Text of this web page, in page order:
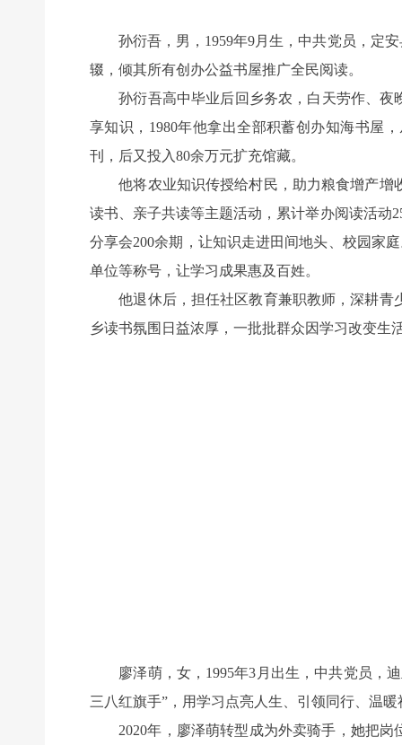
孙衍吾，男，1959年9月生，中共党员，定安
辍，倾其所有创办公益书屋推广全民阅读。
孙衍吾高中毕业后回乡务农，白天劳作、夜
享知识，1980年他拿出全部积蓄创办知海书屋
刊，后又投入80余万元扩充馆藏。
他将农业知识传授给村民，助力粮食增产增
读书、亲子共读等主题活动，累计举办阅读活动
分享会200余期，让知识走进田间地头、校园家
单位等称号，让学习成果惠及百姓。
他退休后，担任社区教育兼职教师，深耕青
乡读书氛围日益浓厚，一批批群众因学习改变生
廖泽萌，女，1995年3月出生，中共党员，迪
三八红旗手”，用学习点亮人生、引领同行、温
2020年，廖泽萌转型成为外卖骑手，她把岗